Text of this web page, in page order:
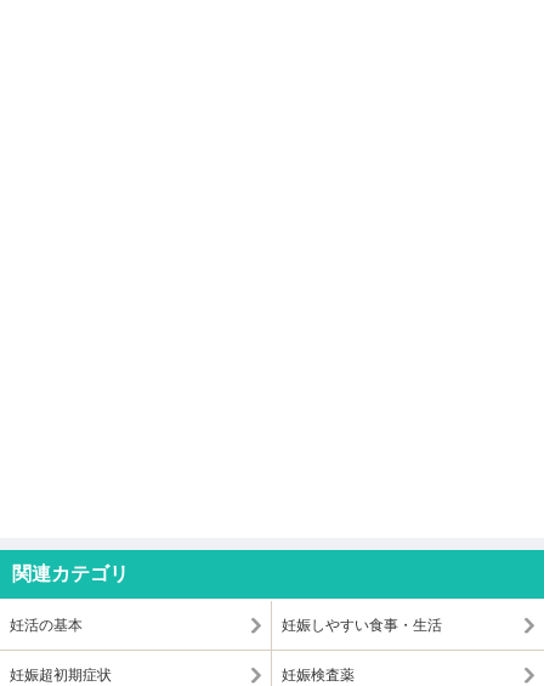
関連カテゴリ
妊活の基本 妊娠しやすい食事・生活
妊娠超初期症状 妊娠検査薬